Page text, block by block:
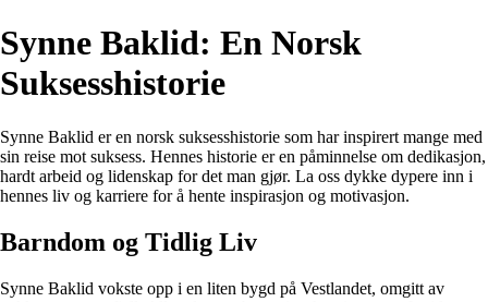
Synne Baklid: En Norsk
Suksesshistorie
Synne Baklid er en norsk suksesshistorie som har inspirert mange med
sin reise mot suksess. Hennes historie er en påminnelse om dedikasjon,
hardt arbeid og lidenskap for det man gjør. La oss dykke dypere inn i
hennes liv og karriere for å hente inspirasjon og motivasjon.
Barndom og Tidlig Liv
Synne Baklid vokste opp i en liten bygd på Vestlandet, omgitt av